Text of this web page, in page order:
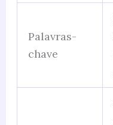
Palavras-
chave